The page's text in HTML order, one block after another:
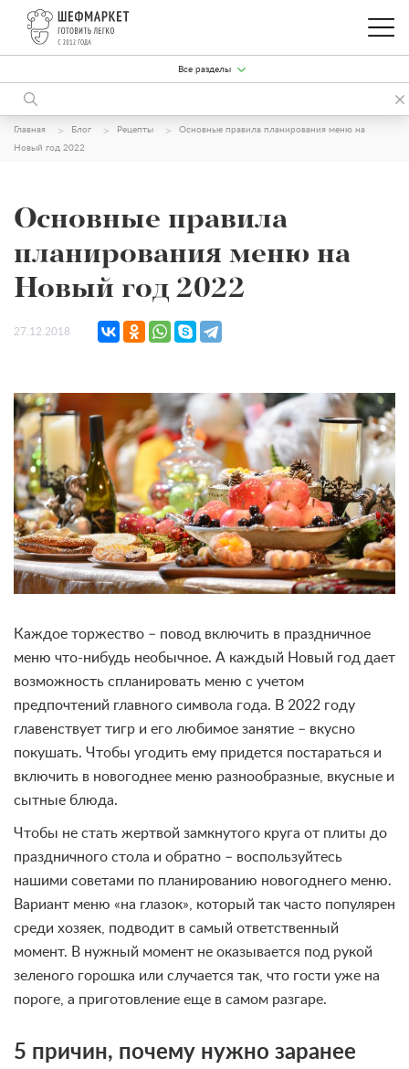
Все разделы
Главная Блог Рецепты
Основные правила планирования меню на
Новый год 2022
Основные правила
планирования меню на
Новый год 2022
27.12.2018
Каждое торжество – повод включить в праздничное
меню что-нибудь необычное. А каждый Новый год дает
возможность спланировать меню с учетом
предпочтений главного символа года. В 2022 году
главенствует тигр и его любимое занятие – вкусно
покушать. Чтобы угодить ему придется постараться и
включить в новогоднее меню разнообразные, вкусные и
сытные блюда.
Чтобы не стать жертвой замкнутого круга от плиты до
праздничного стола и обратно – воспользуйтесь
нашими советами по планированию новогоднего меню.
Вариант меню «на глазок», который так часто популярен
среди хозяек, подводит в самый ответственный
момент. В нужный момент не оказывается под рукой
зеленого горошка или случается так, что гости уже на
пороге, а приготовление еще в самом разгаре.
5 причин, почему нужно заранее